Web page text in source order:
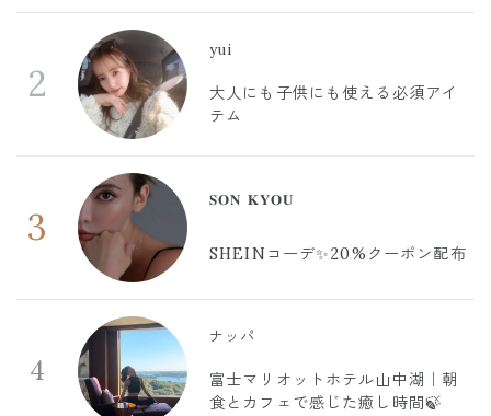
2
yui
大人にも子供にも使える必須アイ
テム
3
𝐒𝐎𝐍 𝐊𝐘𝐎𝐔
SHEINコーデ✨20%クーポン配布
4
ナッパ
富士マリオットホテル山中湖｜朝
食とカフェで感じた癒し時間🍃